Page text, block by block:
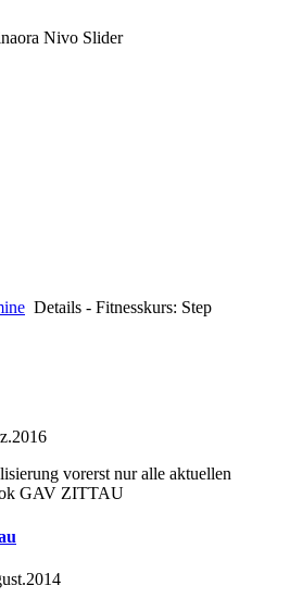
Details - Fitnesskurs: Step
vorerst nur alle aktuellen
GAV ZITTAU